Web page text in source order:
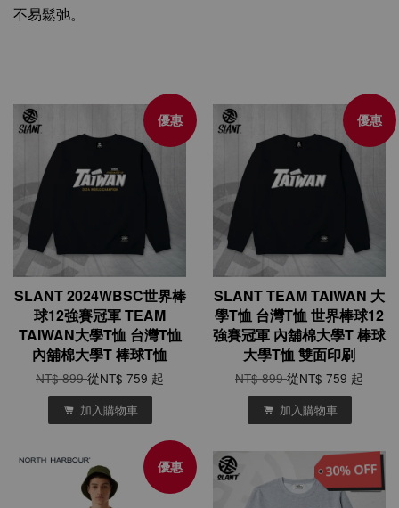
不易鬆弛。
優惠
SLANT 2024WBSC世界棒
球12強賽冠軍 TEAM
TAIWAN大學T恤 台灣T恤
內舖棉大學T 棒球T恤
NT$ 899從NT$ 759 起
加入購物車
優惠
SLANT TEAM TAIWAN 大
學T恤 台灣T恤 世界棒球12
強賽冠軍 內舖棉大學T 棒球
大學T恤 雙面印刷
NT$ 899從NT$ 759 起
加入購物車
優惠